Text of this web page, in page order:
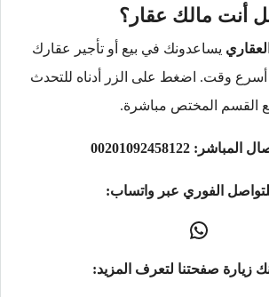
أنت مالك عقار؟
يساعدونك في بيع أو تأجير عقارك
وقت. اضغط على الزر أدناه للتحدث
القسم المختص مباشرة.
المباشر: 00201092458122
الفوري عبر واتساب:
زيارة صفحتنا لتعرف المزيد: